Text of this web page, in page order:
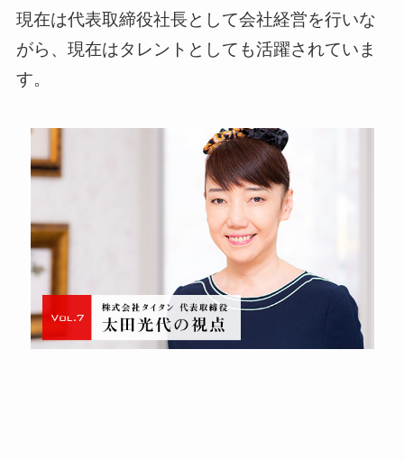
現在は代表取締役社長として会社経営を行いな
がら、現在はタレントとしても活躍されていま
す。